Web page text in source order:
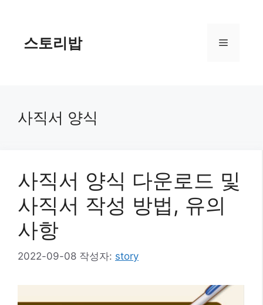
스토리밥 메
사직서 양식
사직서 양식 다운로드 및
사직서 작성 방법, 유의
사항
2022-09-08 작성자: story